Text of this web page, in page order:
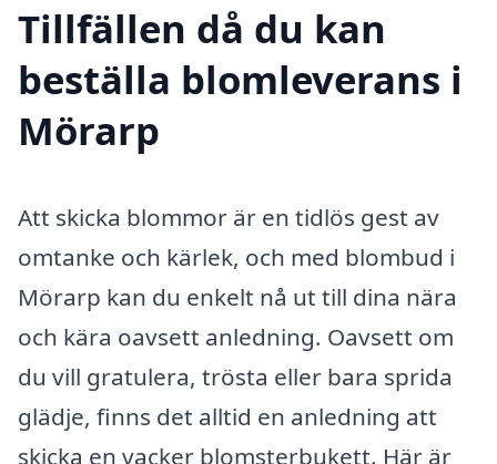
Tillfällen då du kan
beställa blomleverans i
Mörarp
Att skicka blommor är en tidlös gest av
omtanke och kärlek, och med blombud i
Mörarp kan du enkelt nå ut till dina nära
och kära oavsett anledning. Oavsett om
du vill gratulera, trösta eller bara sprida
glädje, finns det alltid en anledning att
skicka en vacker blomsterbukett. Här är